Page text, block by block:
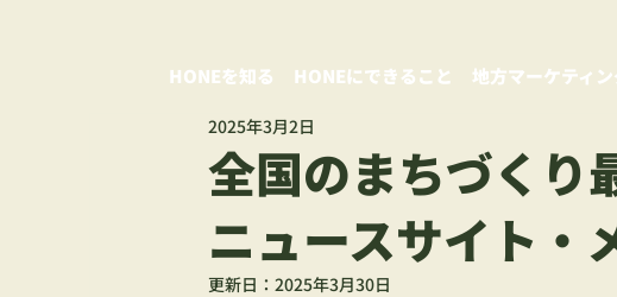
HONEを知る HONEにできること 地方マーケティ
全国のまちづくり
ニュースサイト・
2025年3月2日
更新日： 2025年3月30日